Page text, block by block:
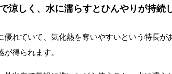
涼しく、水に濡らすとひんやりが持続
れていて、気化熱を奪いやすいという特長が
得られます。